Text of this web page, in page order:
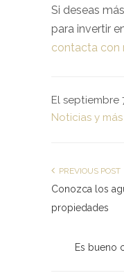
Si deseas
para invertir
contacta con
El septiembre
Noticias y
PREVIOUS POST
Conozca los
propiedades
Es bueno